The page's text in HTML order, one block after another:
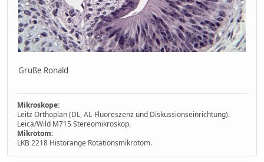
Grüße Ronald
Mikroskope:
Leitz Orthoplan (DL, AL-Fluoreszenz und Diskussionseinrichtung).
Leica/Wild M715 Stereomikroskop.
Mikrotom:
LKB 2218 Historange Rotationsmikrotom.